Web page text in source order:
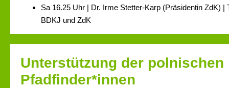
Sa 16.25 Uhr | Dr. Irme Stetter-Karp (Präsidentin ZdK) |
BDKJ und ZdK
Unterstützung der polnischen
Pfadfinder*innen